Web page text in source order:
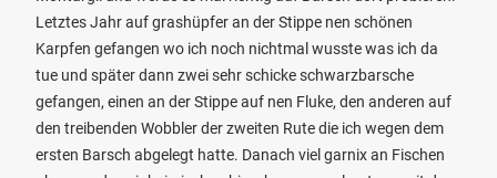
Letztes Jahr auf grashüpfer an der Stippe nen schönen
Karpfen gefangen wo ich noch nichtmal wusste was ich da
tue und später dann zwei sehr schicke schwarzbarsche
gefangen, einen an der Stippe auf nen Fluke, den anderen auf
den treibenden Wobbler der zweiten Rute die ich wegen dem
ersten Barsch abgelegt hatte. Danach viel garnix an Fischen